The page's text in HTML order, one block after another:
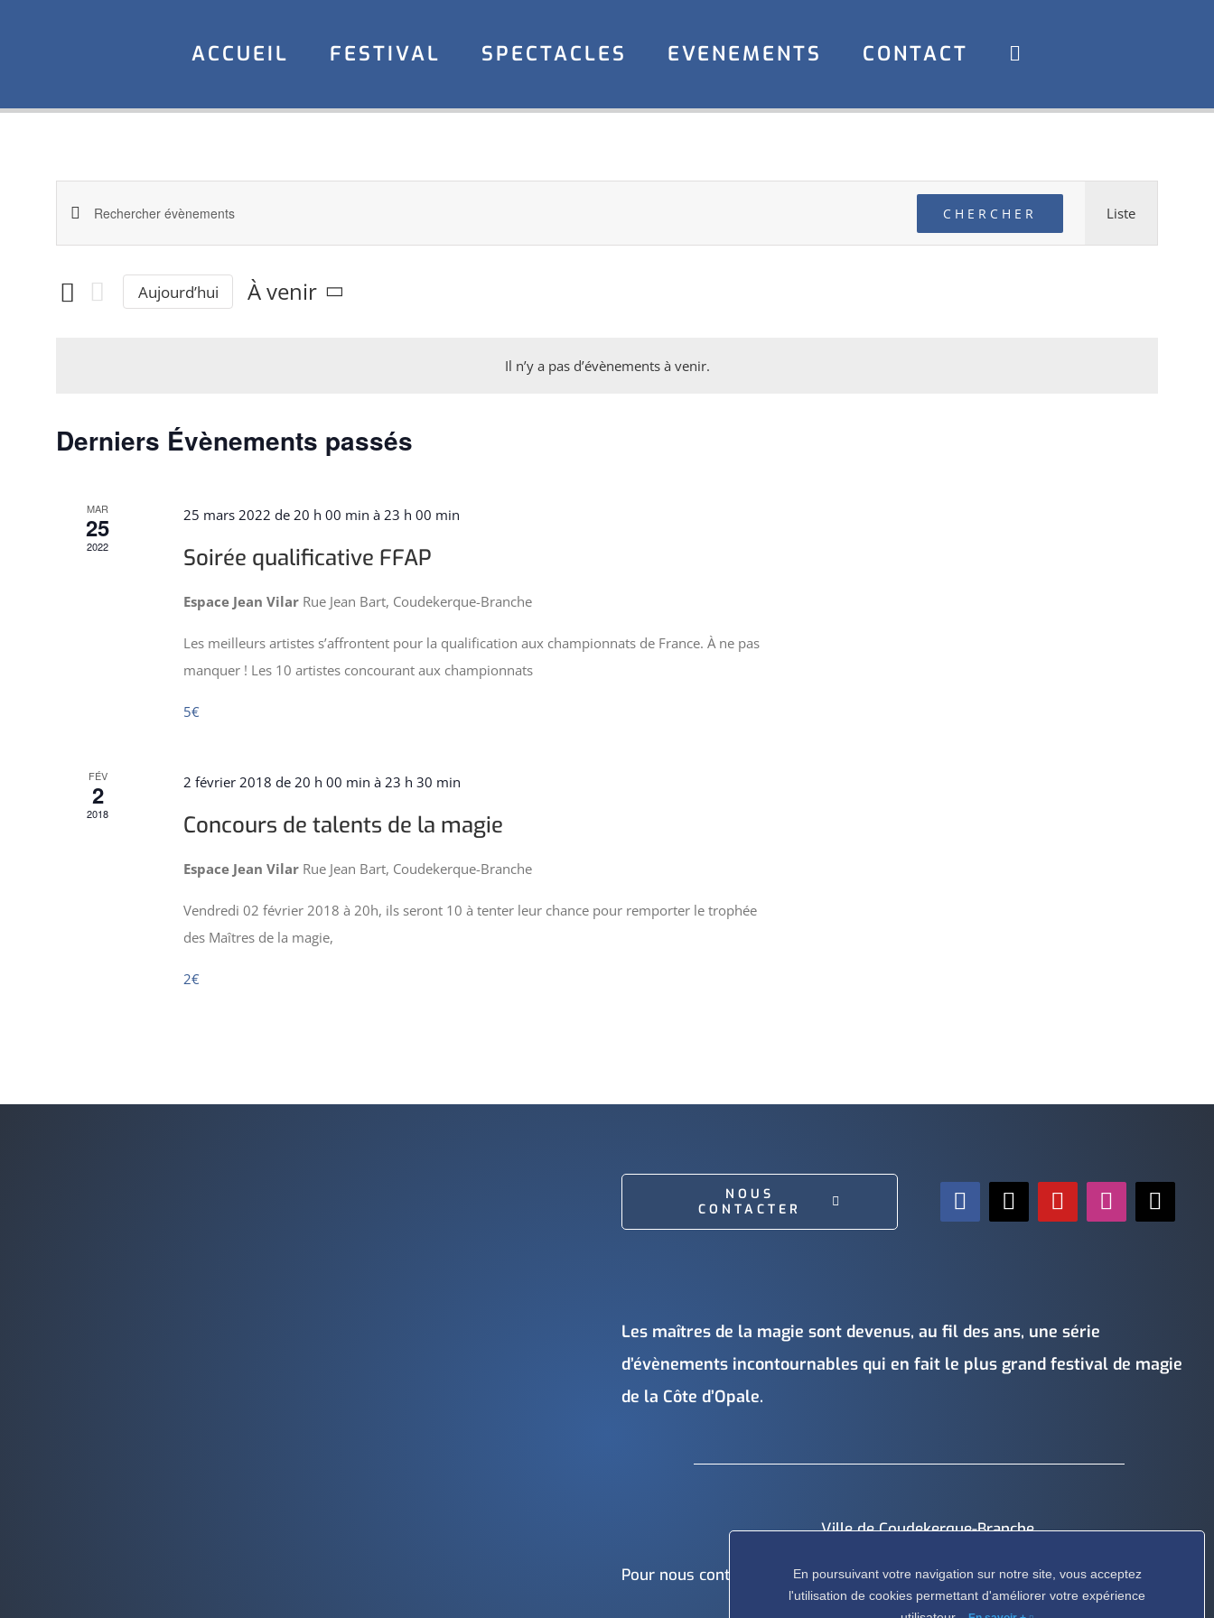
ACCUEIL FESTIVAL SPECTACLES EVENEMENTS CONTACT
Il n’y a pas d’évènements à venir.
Recherche
et
navigation
Évènements
clé.
Rechercher
CHERCHER
de
Liste
Aujourd’hui
À venir
Derniers Évènements passés
MAR
25
2022
25 mars 2022 de 20 h 00 min à 23 h 00 min
Soirée qualificative FFAP
Espace Jean Vilar Rue Jean Bart, Coudekerque-Branche
Les meilleurs artistes s’affrontent pour la qualification aux championnats de France. À ne pas
manquer ! Les 10 artistes concourant aux championnats
5€
FÉV
2
2018
2 février 2018 de 20 h 00 min à 23 h 30 min
Concours de talents de la magie
Espace Jean Vilar Rue Jean Bart, Coudekerque-Branche
Vendredi 02 février 2018 à 20h, ils seront 10 à tenter leur chance pour remporter le trophée
des Maîtres de la magie,
2€
NOUS
CONTACTER
Les maîtres de la magie sont devenus, au fil des ans, une série
d’évènements incontournables qui en fait le plus grand festival de magie
de la Côte d’Opale.
Pour nous contacter
Ville de Coudekerque-Branche
59411 Coudekerque-Branche Cedex
En poursuivant votre navigation sur notre site, vous acceptez
l'utilisation de cookies permettant d'améliorer votre expérience